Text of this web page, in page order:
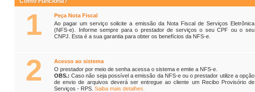
1
Peça Nota Fiscal
Ao pagar um serviço solicite a emissão da Nota Fiscal de Serviços Eletrônica
(NFS-e). Informe sempre para o prestador de serviços o seu CPF ou o seu
CNPJ. Esta é a sua garantia para obter os benefícios da NFS-e.
2
Acesso ao sistema
O prestador por meio de senha acessa o sistema e emite a NFS-e.
OBS.: Caso não seja possível a emissão da NFS-e ou o prestador utilize a opção
de envio de arquivos deverá ser entregue ao cliente um Recibo Provisório de
Serviços - RPS. Saiba mais detalhes.